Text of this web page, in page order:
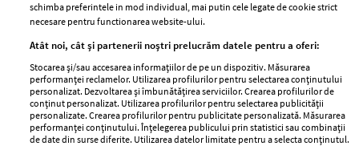
GSP
Unica
Baby
Retete
femei
Viva
Avantaje
Retete practice
schimba preferintele in mod individual, mai putin cele legate de cookie strict
necesare pentru functionarea website-ului.
Atât noi, cât și partenerii noștri prelucrăm datele pentru a oferi:
Stocarea și/sau accesarea informațiilor de pe un dispozitiv. Măsurarea
performanței reclamelor. Utilizarea profilurilor pentru selectarea conținutului
personalizat. Dezvoltarea și îmbunătățirea serviciilor. Crearea profilurilor de
conținut personalizat. Utilizarea profilurilor pentru selectarea publicității
personalizate. Crearea profilurilor pentru publicitate personalizată. Măsurarea
performanței conținutului. Înțelegerea publicului prin statistici sau combinații
de date din surse diferite. Utilizarea datelor limitate pentru a selecta conținutul.